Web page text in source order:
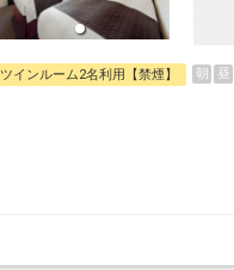
ツインルーム2名利用【禁煙】 朝 昼